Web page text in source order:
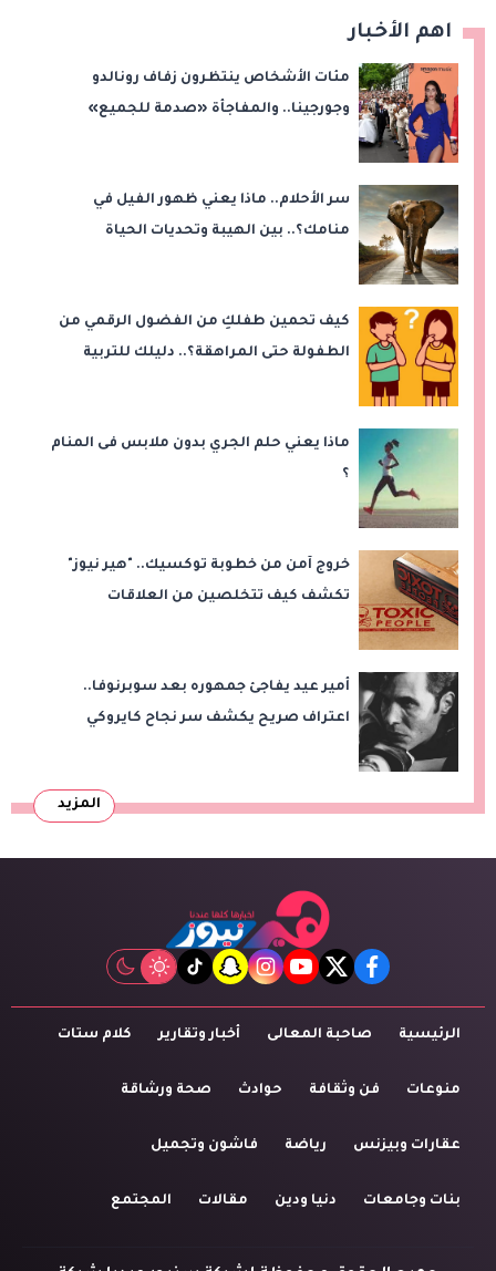
اهم الأخبار
مئات الأشخاص ينتظرون زفاف رونالدو
وجورجينا.. والمفاجأة «صدمة للجميع»
سر الأحلام.. ماذا يعني ظهور الفيل في
منامك؟.. بين الهيبة وتحديات الحياة
كيف تحمين طفلكِ من الفضول الرقمي من
الطفولة حتى المراهقة؟.. دليلك للتربية
ماذا يعني حلم الجري بدون ملابس فى المنام
؟
خروج آمن من خطوبة توكسيك.. "هير نيوز"
تكشف كيف تتخلصين من العلاقات
أمير عيد يفاجئ جمهوره بعد سوبرنوفا..
اعتراف صريح يكشف سر نجاح كايروكي
المزيد
facebook
twitter
youtube
instagram
snapchat
tiktok
الرئيسية صاحبة المعالى أخبار وتقارير كلام ستات
منوعات فن وثقافة حوادث صحة ورشاقة
عقارات وبيزنس رياضة فاشون وتجميل
بنات وجامعات دنيا ودين مقالات المجتمع